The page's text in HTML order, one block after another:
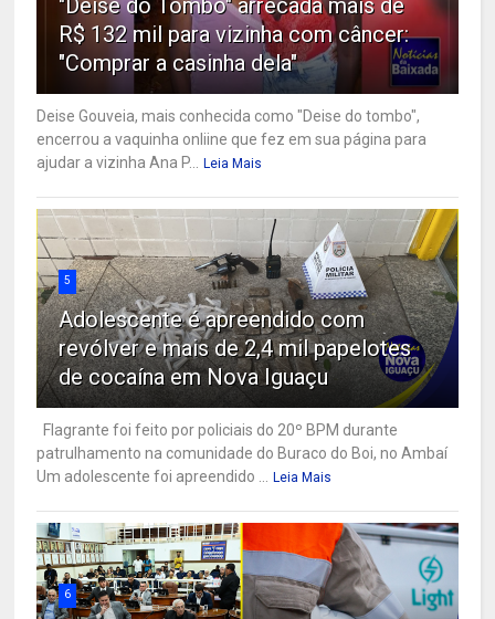
"Deise do Tombo" arrecada mais de
R$ 132 mil para vizinha com câncer:
"Comprar a casinha dela"
Deise Gouveia, mais conhecida como "Deise do tombo",
encerrou a vaquinha onliine que fez em sua página para
ajudar a vizinha Ana P... Leia Mais
5
Adolescente é apreendido com
revólver e mais de 2,4 mil papelotes
de cocaína em Nova Iguaçu
Flagrante foi feito por policiais do 20º BPM durante
patrulhamento na comunidade do Buraco do Boi, no Ambaí
Um adolescente foi apreendido ... Leia Mais
6